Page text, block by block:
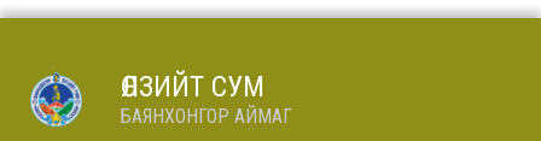
ӨЛЗИЙТ СУМ
БАЯНХОНГОР АЙМАГ